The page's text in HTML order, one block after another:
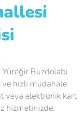
Buzdolabı
hızlı müdahale
veya elektronik kart
hizmetinizde.